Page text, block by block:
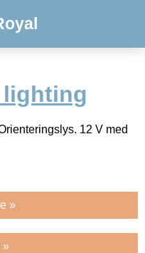
lighting
12 V med
»
»